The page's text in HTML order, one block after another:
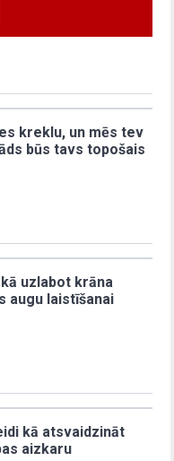
kreklu, un mēs tev
būs tavs topošais
uzlabot krāna
augu laistīšanai
kā atsvaidzināt
aizkaru